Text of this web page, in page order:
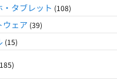
・タブレット (108)
ウェア (39)
(15)